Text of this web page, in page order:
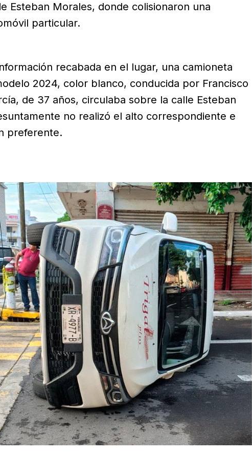
Esteban Morales, donde colisionaron una
particular.
recabada en el lugar, una camioneta
2024, color blanco, conducida por Francisco
de 37 años, circulaba sobre la calle Esteban
no realizó el alto correspondiente e
preferente.